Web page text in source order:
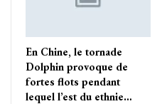
En Chine, le tornade
Dolphin provoque de
fortes flots pendant
lequel l’est du ethnie…